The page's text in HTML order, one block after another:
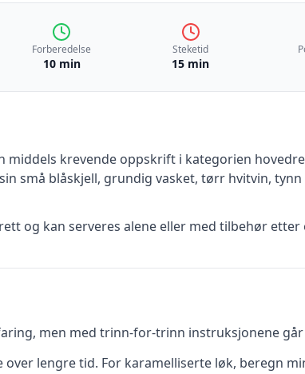
Forberedelse
10 min
Steketid
15 min
middels krevende oppskrift i kategorien
små blåskjell, grundig vasket, tørr hvitvin,
og kan serveres alene eller med tilbehør etter
men med trinn-for-trinn instruksjonene
lengre tid. For karamelliserte løk, beregn